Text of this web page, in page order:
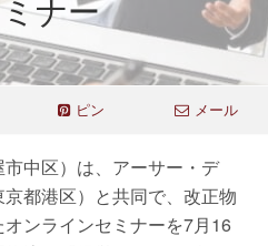
ナー
ピン メール
中区）は、アーサー・デ
都港区）と共同で、改正物
ンラインセミナーを7月16